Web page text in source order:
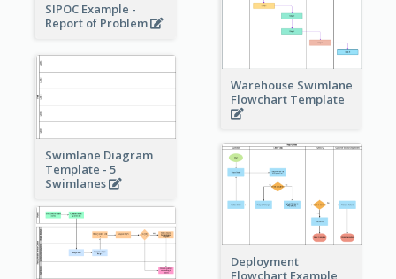
SIPOC Example -
Report of Problem
Warehouse Swimlane
Flowchart Template
Swimlane Diagram
Template - 5
Swimlanes
Deployment
Flowchart Example